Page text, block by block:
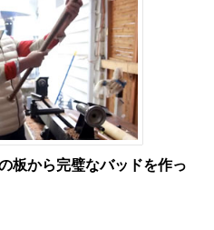
板から完璧なバッドを作っ